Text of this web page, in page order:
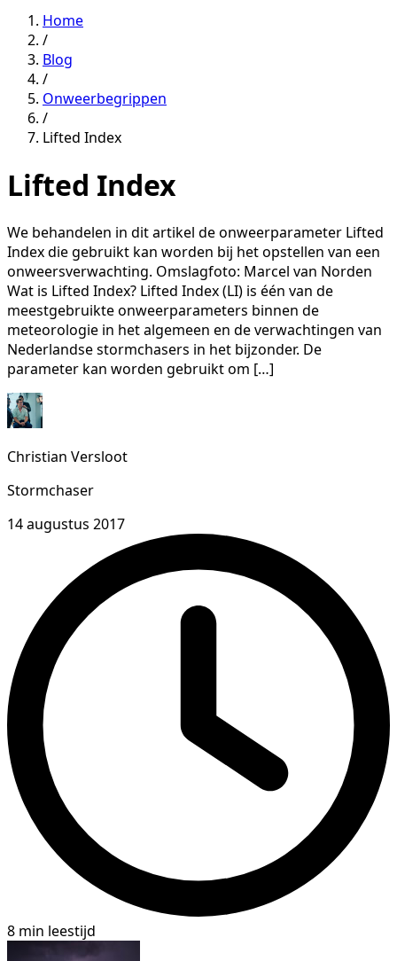
Home
/
Blog
/
Onweerbegrippen
/
Lifted Index
Lifted Index
We behandelen in dit artikel de onweerparameter Lifted
Index die gebruikt kan worden bij het opstellen van een
onweersverwachting. Omslagfoto: Marcel van Norden
Wat is Lifted Index? Lifted Index (LI) is één van de
meestgebruikte onweerparameters binnen de
meteorologie in het algemeen en de verwachtingen van
Nederlandse stormchasers in het bijzonder. De
parameter kan worden gebruikt om […]
Christian Versloot
Stormchaser
14 augustus 2017
8 min leestijd